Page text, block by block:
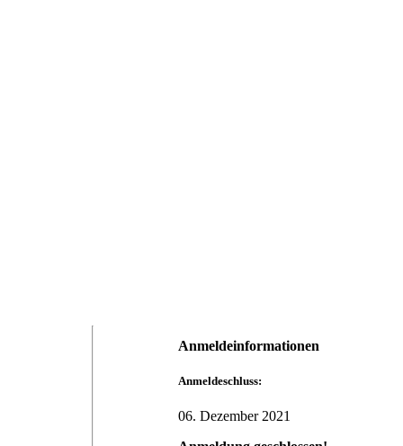
Anmeldeinformationen
Anmeldeschluss:
06. Dezember 2021